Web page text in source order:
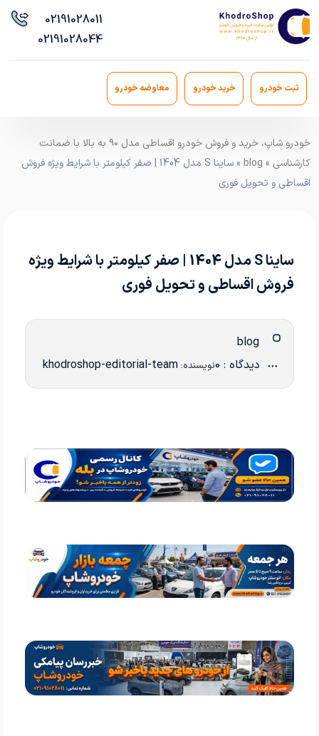
02191028011
02191028044
ثبت خودرو خرید خودرو معاوضه خودرو
خودرو شاپ، خرید و فروش خودرو اقساطی مدل ۹۰ به بالا با ضمانت
کارشناسی »
blog
» ساینا S مدل 1404 | صفر کیلومتر با شرایط ویژه فروش
اقساطی و تحویل فوری
ساینا S مدل 1404 | صفر کیلومتر با شرایط ویژه
فروش اقساطی و تحویل فوری
دیدگاه : 0 نویسنده: khodroshop-editorial-team